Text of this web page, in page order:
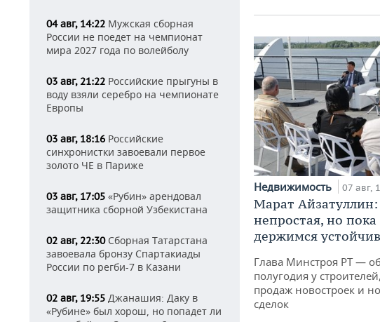
04 авг, 14:22 Мужская сборная
России не поедет на чемпионат
мира 2027 года по волейболу
03 авг, 21:22 Российские прыгуны в
воду взяли серебро на чемпионате
Европы
03 авг, 18:16 Российские
синхронистки завоевали первое
золото ЧЕ в Париже
03 авг, 17:05 «Рубин» арендовал
защитника сборной Узбекистана
02 авг, 22:30Сборная Татарстана
завоевала бронзу Спартакиады
России по регби-7 в Казани
02 авг, 19:55 Джанашия: Даку в
«Рубине» был хорош, но попадет ли
Недвижимость 07 авг,
Марат
непростая, но
держимся
Глава Минстроя РТ —
полугодия у
продаж новостроек и
сделок